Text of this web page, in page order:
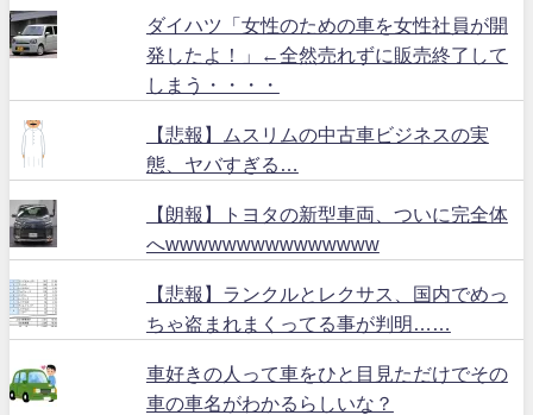
ダイハツ「女性のための車を女性社員が開
発したよ！」←全然売れずに販売終了して
しまう・・・・
【悲報】ムスリムの中古車ビジネスの実
態、ヤバすぎる…
【朗報】トヨタの新型車両、ついに完全体
へwwwwwwwwwwwwwww
【悲報】ランクルとレクサス、国内でめっ
ちゃ盗まれまくってる事が判明……
車好きの人って車をひと目見ただけでその
車の車名がわかるらしいな？